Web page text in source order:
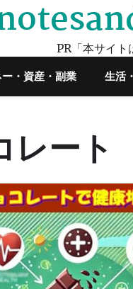
PR「本サイト
ー・資産・副業 生活
レート